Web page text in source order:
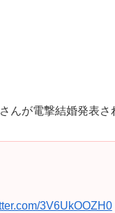
さんが電撃結婚発表さ
3V6UkOOZH0